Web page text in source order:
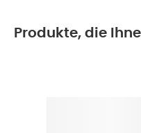
Produkte, die